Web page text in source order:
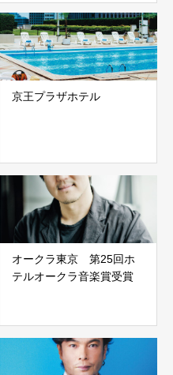
京王プラザホテル
オークラ東京 第25回ホ
テルオークラ音楽賞受賞